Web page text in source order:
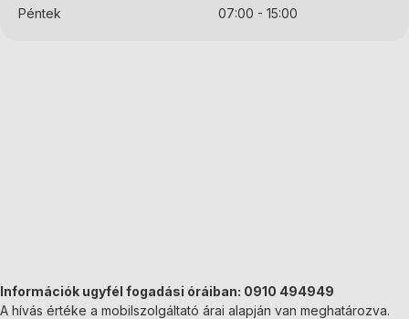
Péntek 07:00 - 15:00
Információk ugyfél fogadási óráiban: 0910 494949
A hívás értéke a mobilszolgáltató árai alapján van meghatározva.